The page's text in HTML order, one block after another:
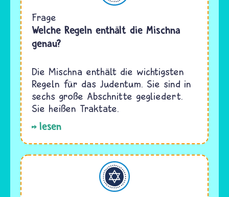
Frage
Welche Regeln enthält die Mischna
genau?
Die Mischna enthält die wichtigsten
Regeln für das Judentum. Sie sind in
sechs große Abschnitte gegliedert.
Sie heißen Traktate.
lesen
Judentum